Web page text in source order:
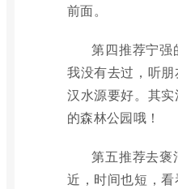
前面。
第四推荐宁强
我没有去过，听
汉水源要好。其
的森林公园哦！
第五推荐去褒
近，时间也短，